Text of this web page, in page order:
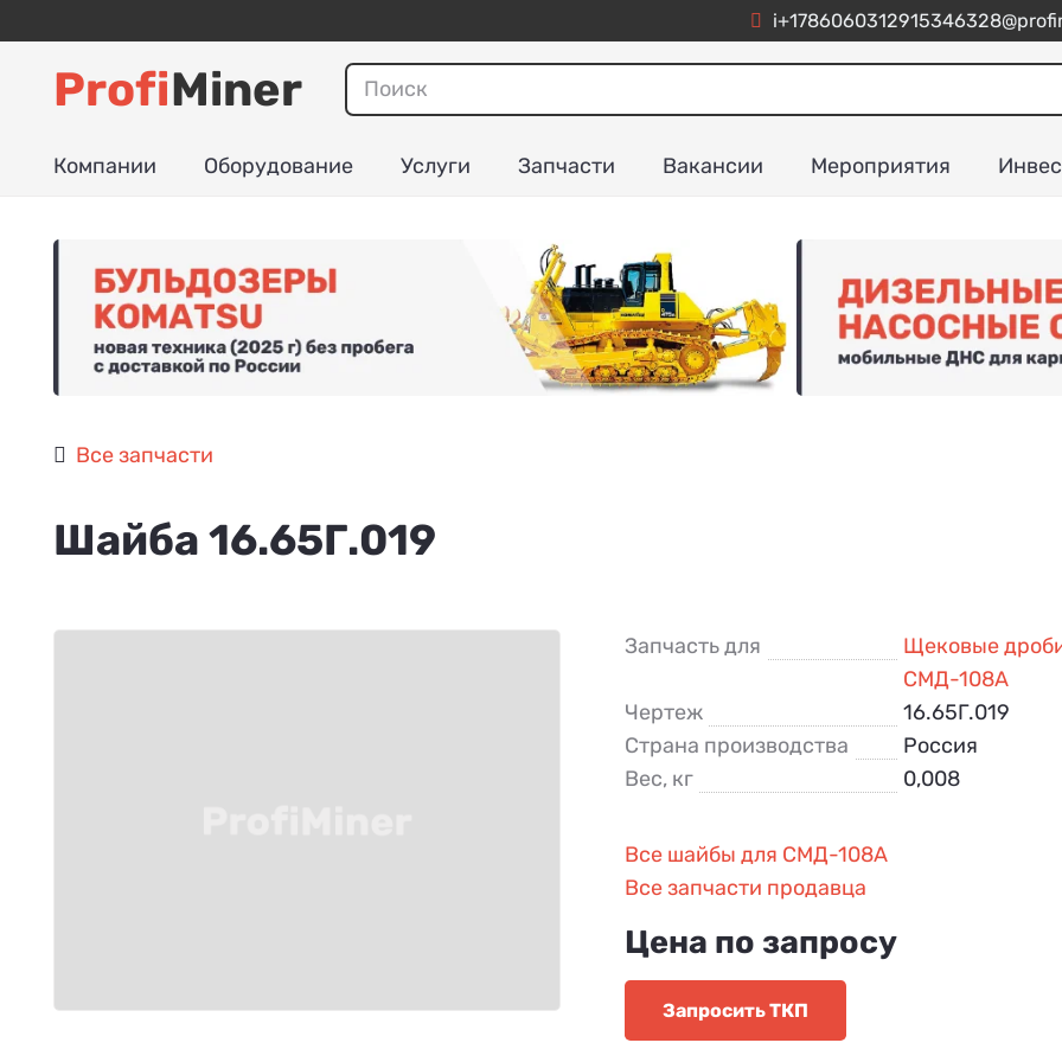
ProfiMiner
Компании Оборудование Услуги Запчасти Вакансии Мероприятия
Все запчасти
Шайба 16.65Г.019
Запчасть для
Щековые
СМД-108А
Чертеж
16.65Г.019
Страна производства
Россия
Вес, кг
0,008
Все шайбы для СМД-108А
Все запчасти продавца
Цена по запросу
Запросить ТКП